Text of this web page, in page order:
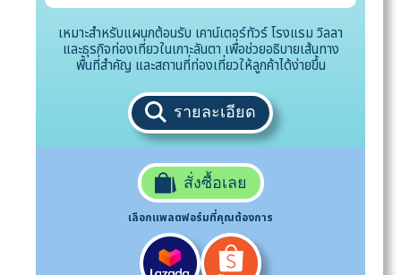
เหมาะสำหรับแผนกต้อนรับ เคาน์เตอร์ทัวร์ โรงแรม วิลลา
และธุรกิจท่องเที่ยวในเกาะลันตา เพื่อช่วยอธิบายเส้นทาง
พื้นที่สำคัญ และสถานที่ท่องเที่ยวให้ลูกค้าได้ง่ายขึ้น
รายละเอียด
สั่งซื้อเลย
เลือกแพลตฟอร์มที่คุณต้องการ